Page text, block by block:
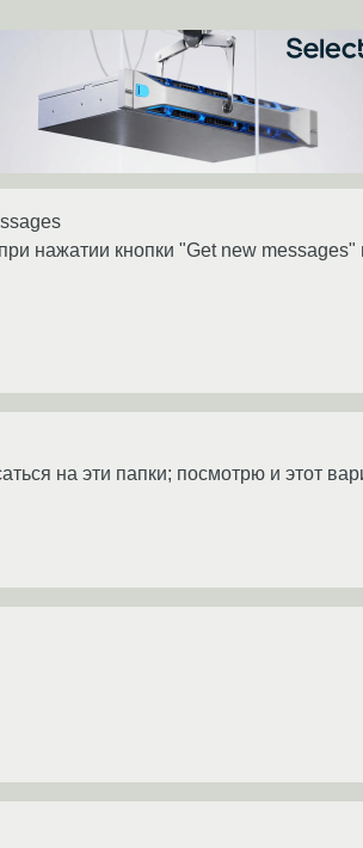
нажатии кнопки "Get new messages"
на эти папки; посмотрю и этот